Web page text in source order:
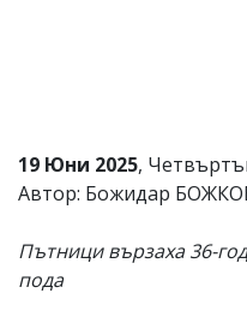
редакцията
отговорност
за
19 Юни 2025,
Автор: Божидар
Пътници вързаха 36-
пода